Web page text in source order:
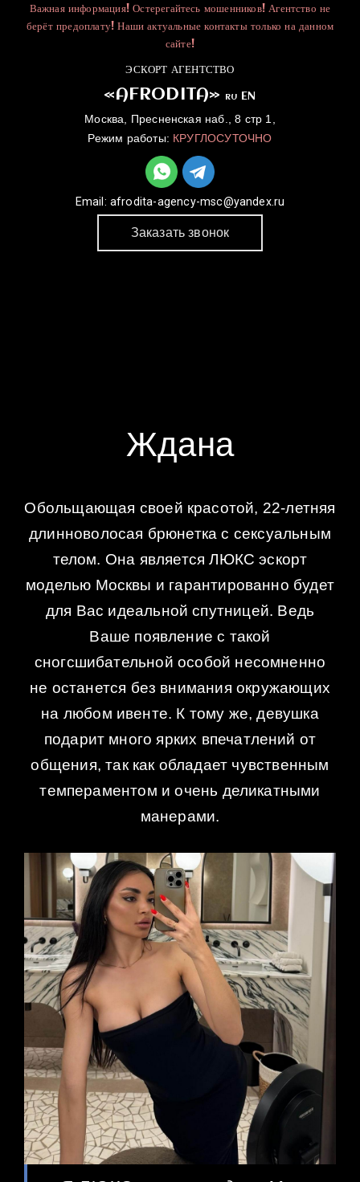
Важная информация! Остерегайтесь мошенников! Агентство не
берёт предоплату! Наши актуальные контакты только на данном
сайте!
ЭСКОРТ АГЕНТСТВО
«AFRODITA» RU EN
Москва, Пресненская наб., 8 стр 1,
Режим работы: КРУГЛОСУТОЧНО
Email: afrodita-agency-msc@yandex.ru
Заказать звонок
Ждана
Обольщающая своей красотой, 22-летняя
длинноволосая брюнетка с сексуальным
телом. Она является ЛЮКС эскорт
моделью Москвы и гарантированно будет
для Вас идеальной спутницей. Ведь
Ваше появление с такой
сногсшибательной особой несомненно
не останется без внимания окружающих
на любом ивенте. К тому же, девушка
подарит много ярких впечатлений от
общения, так как обладает чувственным
темпераментом и очень деликатными
манерами.